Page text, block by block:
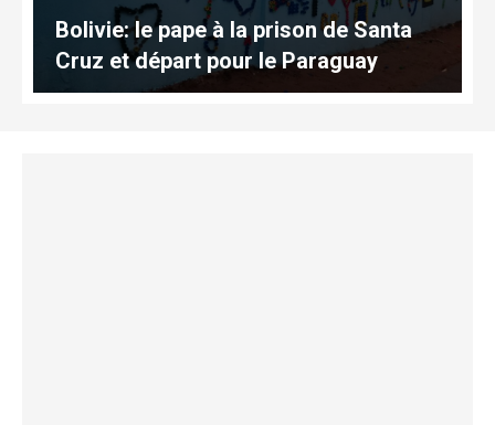
Bolivie: le pape à la prison de Santa
Cruz et départ pour le Paraguay